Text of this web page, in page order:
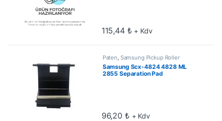
115,44 ₺ + Kdv
Paten Samsung Pickup Roller
Samsung Scx-4824 4828 ML
2855 Separation Pad
96,20 ₺ + Kdv